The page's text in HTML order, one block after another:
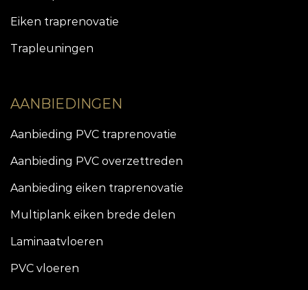
Eiken traprenovatie
Trapleuningen
AANBIEDINGEN
Aanbieding PVC traprenovatie
Aanbieding PVC overzettreden
Aanbieding eiken traprenovatie
Multiplank eiken brede delen
Laminaatvloeren
PVC vloeren